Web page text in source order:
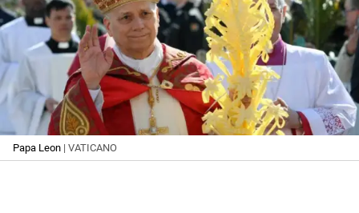
Papa Leon | VATICANO